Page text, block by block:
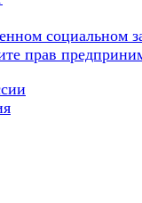
социальном
прав